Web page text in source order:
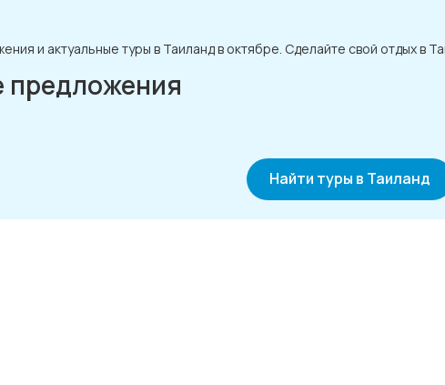
и актуальные туры в Таиланд в октябре. Сделайте свой отдых в
предложения
Найти туры в Таиланд